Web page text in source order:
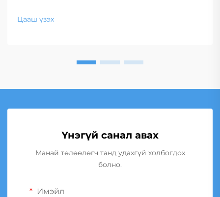
Цааш үзэх
Үнэгүй санал авах
Манай төлөөлөгч танд удахгүй холбогдох
болно.
Имэйл